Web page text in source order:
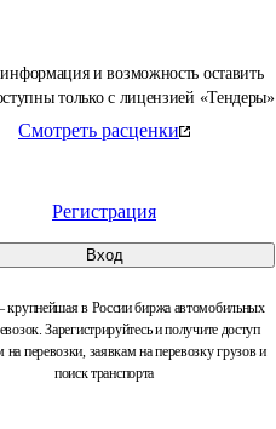
и возможность оставить
только с лицензией «Тендеры»
Смотреть расценки
Регистрация
Вход
в России биржа автомобильных
Зарегистрируйтесь и получите доступ
на перевозки, заявкам на перевозку грузов и
поиск транспорта